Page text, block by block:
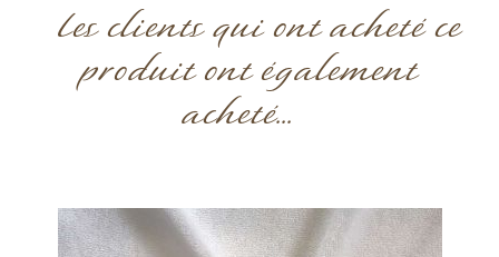
Les clients qui ont acheté ce
produit ont également
acheté...